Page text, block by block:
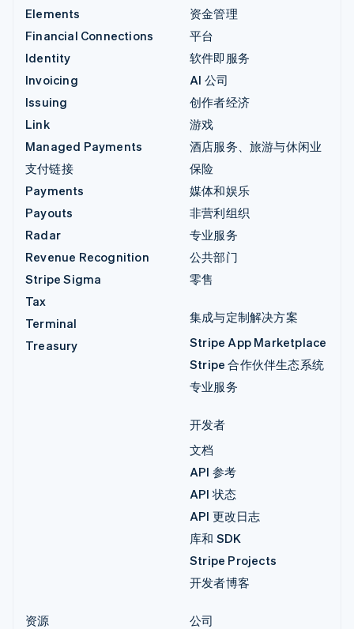
Elements
Financial Connections
Identity
Invoicing
Issuing
Link
Managed Payments
支付链接
Payments
Payouts
Radar
Revenue Recognition
Stripe Sigma
Tax
Terminal
Treasury
资金管理
平台
软件即服务
AI 公司
创作者经济
游戏
酒店服务、旅游与休闲业
保险
媒体和娱乐
非营利组织
专业服务
公共部门
零售
集成与定制解决方案
Stripe App Marketplace
Stripe 合作伙伴生态系统
专业服务
开发者
文档
API 参考
API 状态
API 更改日志
库和 SDK
Stripe Projects
开发者博客
资源
公司